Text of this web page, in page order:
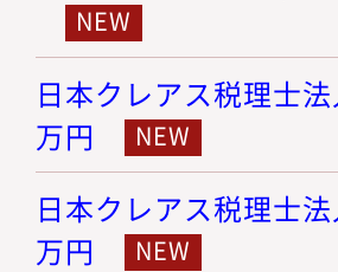
日本クレアス税理士
万円
日本クレアス税理士
万円